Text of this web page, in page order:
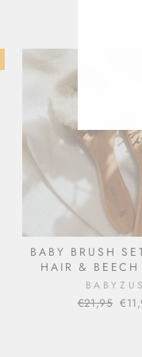
BABY BRUSH
HAIR &
BABYZUS
Normal
€21,95 Sale